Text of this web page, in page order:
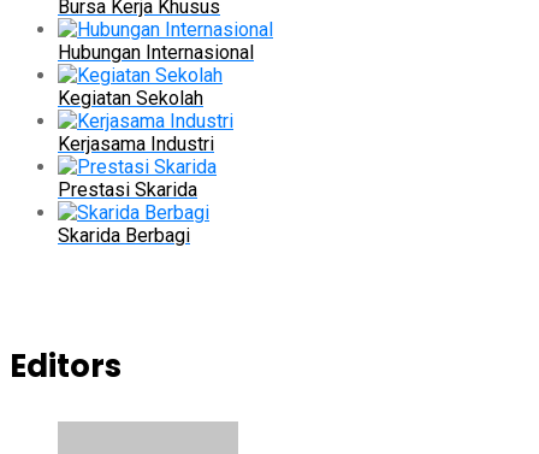
Bursa Kerja Khusus
Hubungan Internasional
Kegiatan Sekolah
Kerjasama Industri
Prestasi Skarida
Skarida Berbagi
Editors